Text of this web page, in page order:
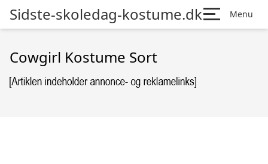
Sidste-skoledag-kostume.dk Menu
Cowgirl Kostume Sort